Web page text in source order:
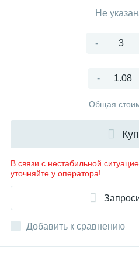
Не
-
-
Общая
В связи с нестабильной
уточняйте у оператора!
Добавить к сравнению